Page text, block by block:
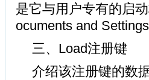
是它与用户专有的启
ocuments and
三、Load注册键
介绍该注册键的数